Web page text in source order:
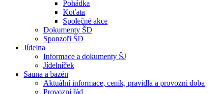
Pohádka
Koťata
Společné akce
Dokumenty ŠD
Sponzoři ŠD
Jídelna
Informace a dokumenty ŠJ
Jídelníček
Sauna a bazén
Aktuální informace, ceník, pravidla a provozní doba
Provozní řád